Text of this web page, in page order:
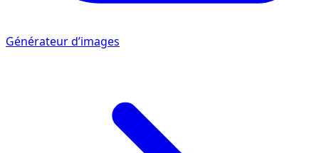
Générateur d’images